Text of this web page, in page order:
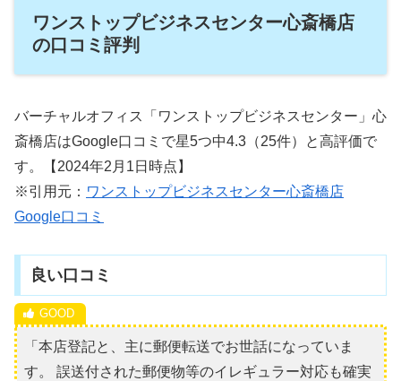
ワンストップビジネスセンター心斎橋店
の口コミ評判
バーチャルオフィス「ワンストップビジネスセンター」心
斎橋店はGoogle口コミで星5つ中4.3（25件）と高評価で
す。【2024年2月1日時点】
※引用元： ワンストップビジネスセンター心斎橋店
Google口コミ
良い口コミ
「本店登記と、主に郵便転送でお世話になっていま
す。 誤送付された郵便物等のイレギュラー対応も確実